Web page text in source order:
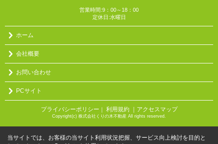
営業時間:9：00～18：00
定休日:水曜日
ホーム
会社概要
お問い合わせ
PCサイト
プライバシーポリシー ｜ 利用規約 ｜アクセスマップ
Copyright(c) 株式会社くりの木不動産 All rights reserved.
当サイトでは、お客様の当サイト利用状況把握、サービス向上検討を目的と